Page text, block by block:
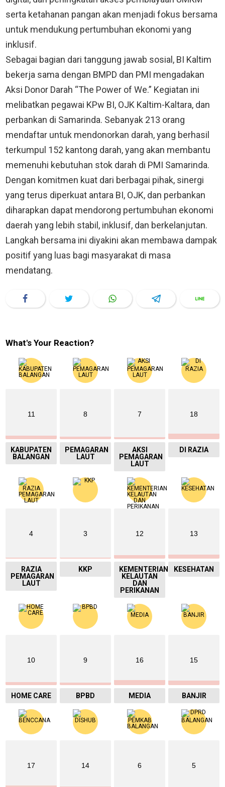
serta ketahanan pangan akan menjadi fokus bersama
untuk mendukung pertumbuhan ekonomi yang
inklusif.
Sebagai bagian dari tanggung jawab sosial, BI Kaltim
bekerja sama dengan BMPD dan PMI mengadakan
Aksi Donor Darah “The Power of We.” Kegiatan ini
melibatkan pegawai KPw BI, OJK Kaltim-Kaltara, dan
perbankan di Samarinda. Sebanyak 213 orang
mendaftar untuk mendonorkan darah, yang berhasil
terkumpul 152 kantong darah, yang akan membantu
memenuhi kebutuhan stok darah di PMI Samarinda.
Dengan komitmen kuat dari berbagai pihak, sinergi
yang terus diperkuat antara BI, OJK, dan perbankan
diharapkan dapat mendorong pertumbuhan ekonomi
daerah yang lebih stabil, inklusif, dan berkelanjutan.
Langkah bersama ini diyakini akan membawa dampak
positif yang luas bagi masyarakat di masa
mendatang.
What's Your Reaction?
11
KABUPATEN
BALANGAN
8
PEMAGARAN
LAUT
7
AKSI
PEMAGARAN
LAUT
18
DI RAZIA
4
RAZIA
PEMAGARAN
LAUT
3
KKP
12
KEMENTERIAN
KELAUTAN
DAN
PERIKANAN
13
KESEHATAN
10
HOME CARE
9
BPBD
16
MEDIA
15
BANJIR
17 14 6 5